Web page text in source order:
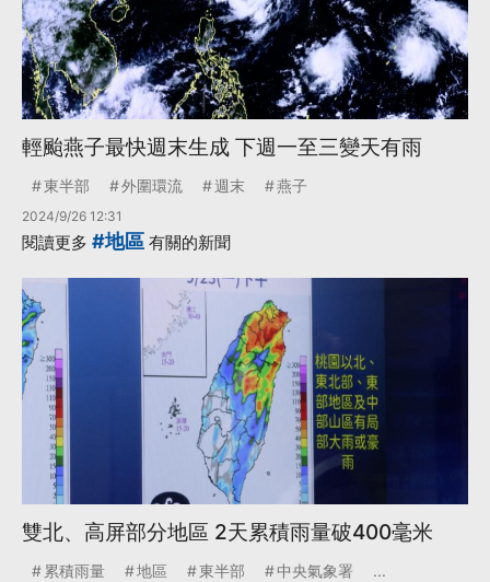
輕颱燕子最快週末生成 下週一至三變天有雨
東半部 外圍環流 週末 燕子
2024/9/26 12:31
閱讀更多 #地區 有關的新聞
雙北、高屏部分地區 2天累積雨量破400毫米
累積雨量 地區 東半部 中央氣象署 ...